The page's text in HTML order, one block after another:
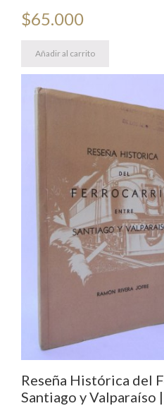
$65.000
Añadir al carrito
Reseña Histórica del
Santiago y Valparaíso